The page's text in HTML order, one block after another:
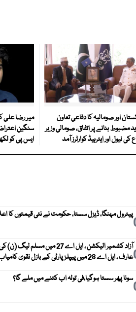
اور صومالیہ کا دفاعی تعاون
مضبوط بنانے پر اتفاق، صومالی وزیر
کی نیول اور ایئرہیڈ کوارٹرز آمد
میر رضا علی
سنگین
ایس پی کو
پیٹرول مہنگا، ڈیزل سستا، حکومت نے نئی قیمتوں کا
آزاد کشمیر الیکشن ، ایل اے 27 میں مسلم
عارف ، ایل اے 28 میں پیپلز پارٹی کے بازل نقوی کامیاب
سونا پھر سستا ہوگیا،فی تولہ اب کتنے میں ملے گا؟